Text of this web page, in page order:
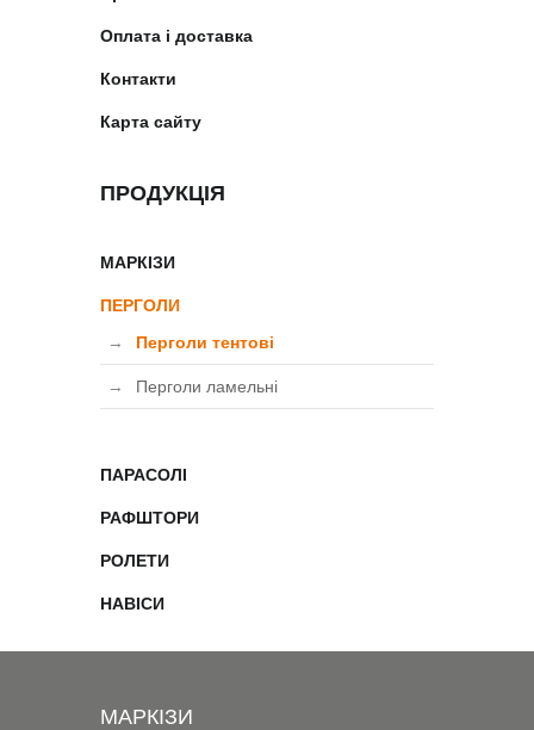
Оплата і доставка
Контакти
Карта сайту
ПРОДУКЦІЯ
МАРКІЗИ
ПЕРГОЛИ
Перголи тентові
Перголи ламельні
ПАРАСОЛІ
РАФШТОРИ
РОЛЕТИ
НАВІСИ
МАРКІЗИ